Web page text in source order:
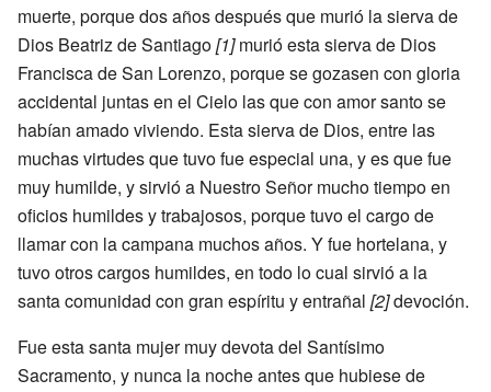
muerte, porque dos años después que murió la sierva de
Dios Beatriz de Santiago[1]murió esta sierva de Dios
Francisca de San Lorenzo, porque se gozasen con gloria
accidental juntas en el Cielo las que con amor santo se
habían amado viviendo. Esta sierva de Dios, entre las
muchas virtudes que tuvo fue especial una, y es que fue
muy humilde, y sirvió a Nuestro Señor mucho tiempo en
oficios humildes y trabajosos, porque tuvo el cargo de
llamar con la campana muchos años. Y fue hortelana, y
tuvo otros cargos humildes, en todo lo cual sirvió a la
santa comunidad con gran espíritu y entrañal [2]devoción.
Fue esta santa mujer muy devota del Santísimo
Sacramento, y nunca la noche antes que hubiese de